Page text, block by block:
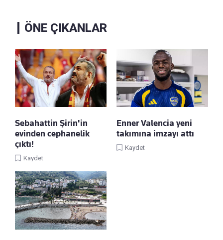
ÖNE ÇIKANLAR
Sebahattin Şirin'in
evinden cephanelik
çıktı!
Kaydet
Enner Valencia yeni
takımına imzayı attı
Kaydet